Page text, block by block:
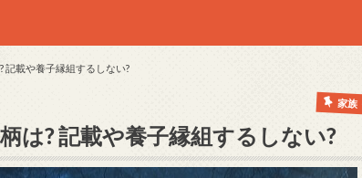
記載や養子縁組するしない?
家族
は? 記載や養子縁組するしない?